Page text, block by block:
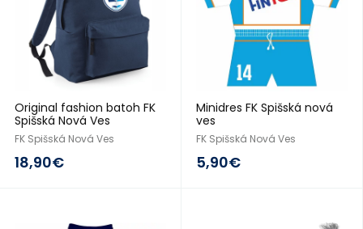
Original fashion batoh FK
Spišská Nová Ves
FK Spišská Nová Ves
18,90€
Minidres FK Spišská nová
ves
FK Spišská Nová Ves
5,90€